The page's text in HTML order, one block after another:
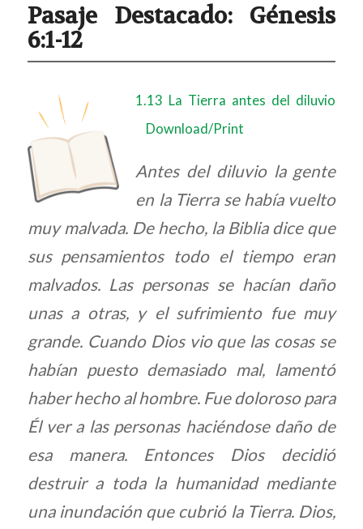
Pasaje Destacado: Génesis
6:1-12
1.13 La Tierra antes del diluvio
Download/Print
Antes del diluvio la gente
en la Tierra se había vuelto
muy malvada. De hecho, la Biblia dice que
sus pensamientos todo el tiempo eran
malvados. Las personas se hacían daño
unas a otras, y el sufrimiento fue muy
grande. Cuando Dios vio que las cosas se
habían puesto demasiado mal, lamentó
haber hecho al hombre. Fue doloroso para
Él ver a las personas haciéndose daño de
esa manera. Entonces Dios decidió
destruir a toda la humanidad mediante
una inundación que cubrió la Tierra. Dios,